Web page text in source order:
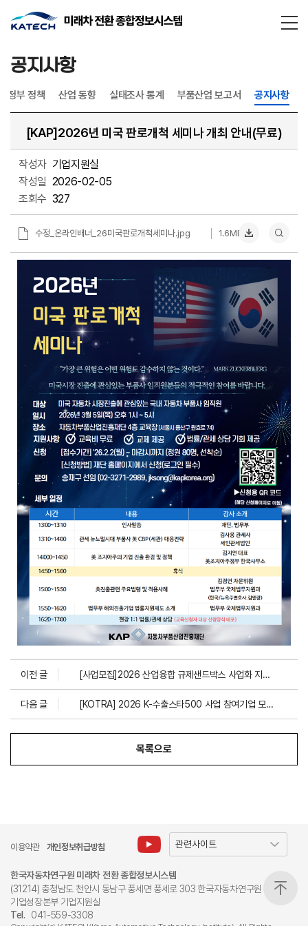
통합검색
닫기
공지사항
정부 정책 산업 동향 실태조사 통계 부품산업 보고서 공지사항
[KAP]2026년 미국 판로개척 세미나 개최 안내(무료)
작성자 기업지원실
작성일 2026-02-05
조회수 327
수정_온라인배너_26미국판로개척세미나.jpg 1.6MB
이전 글 [사업모집]2026 산업융합 규제샌드박스 사업화 지원 프로그램 지원 대상과제 공고
다음 글 [KOTRA] 2026 K-수출스타500 사업 참여기업 모집 안내
목록으로
이용약관 개인정보취급방침
한국자동차연구원 미래차 전환 종합정보시스템
(31214) 충청남도 천안시 동남구 풍세면 풍세로 303 한국자동차연구원
기업성장본부 기업지원실
Tel.
041-559-3308